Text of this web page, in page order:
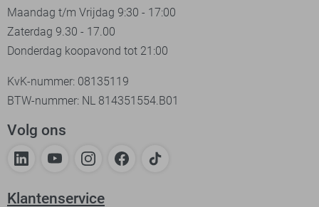
Maandag t/m Vrijdag 9:30 - 17:00
Zaterdag 9.30 - 17.00
Donderdag koopavond tot 21:00
KvK-nummer: 08135119
BTW-nummer: NL 814351554.B01
Volg ons
Klantenservice